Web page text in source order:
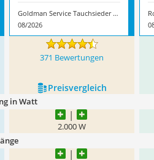
Goldman Service Tauchsieder 2.000W
08/2026
371 Bewertungen
Preis­vergleich
in Watt
2.000 W